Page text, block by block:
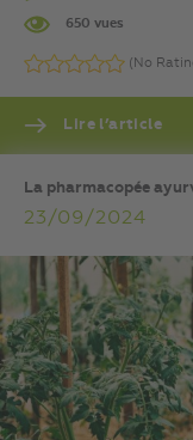
650 vues
(No
Lire l’article
La pharmacopée
23/09/2024